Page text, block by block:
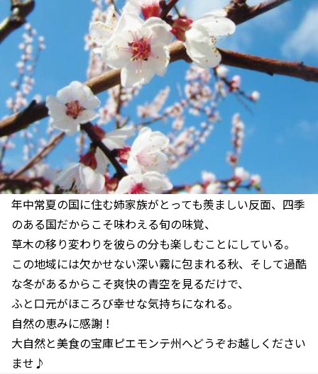
年中常夏の国に住む姉家族がとっても羨ましい反面、四季
のある国だからこそ味わえる旬の味覚、
草木の移り変わりを彼らの分も楽しむことにしている。
この地域には欠かせない深い霧に包まれる秋、そして過酷
な冬があるからこそ爽快の青空を見るだけで、
ふと口元がほころび幸せな気持ちになれる。
自然の恵みに感謝！
大自然と美食の宝庫ピエモンテ州へどうぞお越しください
ませ♪